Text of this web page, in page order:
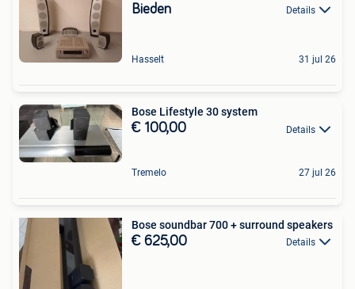
Bieden Details
Hasselt 31 jul 26
Bose Lifestyle 30 system
€ 100,00 Details
Tremelo 27 jul 26
Bose soundbar 700 + surround speakers
€ 625,00 Details